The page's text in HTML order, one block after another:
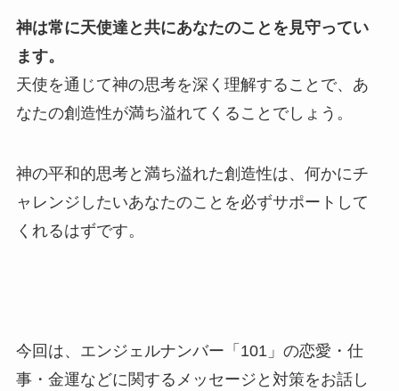
神は常に天使達と共にあなたのことを見守ってい
ます。
天使を通じて神の思考を深く理解することで、あ
なたの創造性が満ち溢れてくることでしょう。
神の平和的思考と満ち溢れた創造性は、何かにチ
ャレンジしたいあなたのことを必ずサポートして
くれるはずです。
今回は、エンジェルナンバー「101」の恋愛・仕
事・金運などに関するメッセージと対策をお話し